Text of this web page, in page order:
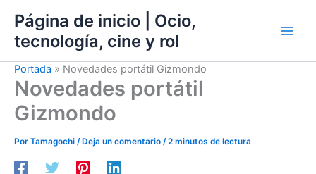
contenido
Página de inicio | Ocio,
tecnología, cine y rol
Portada » Novedades portátil Gizmondo
Novedades portátil
Gizmondo
Por Tamagochi / Deja un comentario /2 minutos de lectura